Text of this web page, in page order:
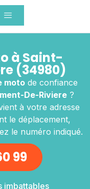
à Saint-
(34980)
motode confiance
De-Riviere?
à votre adresse
le déplacement,
le numéro indiqué.
99
imbattables